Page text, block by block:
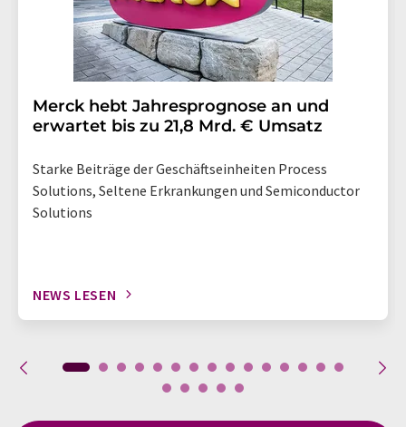
Merck hebt Jahresprognose an und
erwartet bis zu 21,8 Mrd. € Umsatz
Starke Beiträge der Geschäftseinheiten Process
Solutions, Seltene Erkrankungen und Semiconductor
Solutions
NEWS LESEN